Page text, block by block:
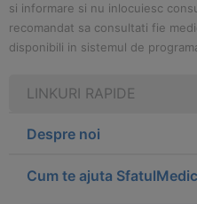
si informare si nu inlocuiesc
recomandat sa consultati fie
disponibili in sistemul de
LINKURI RAPIDE
Despre noi
Cum te ajuta